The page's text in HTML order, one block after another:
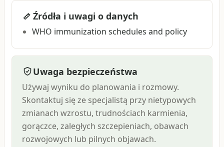
Źródła i uwagi o danych
WHO immunization schedules and policy
Uwaga bezpieczeństwa
Używaj wyniku do planowania i rozmowy.
Skontaktuj się ze specjalistą przy nietypowych
zmianach wzrostu, trudnościach karmienia,
gorączce, zaległych szczepieniach, obawach
rozwojowych lub pilnych objawach.